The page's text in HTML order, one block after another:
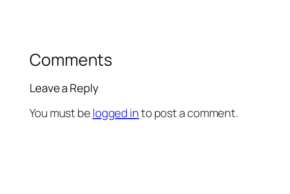
Comments
Leave a Reply
You must be logged into post a comment.